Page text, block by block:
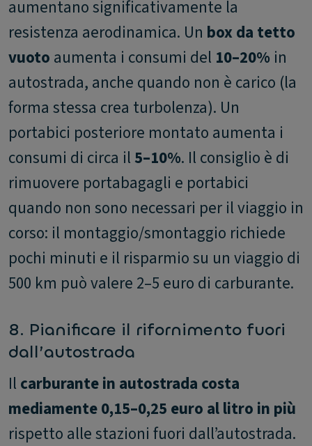
aumentano significativamente la
resistenza aerodinamica. Un box da tetto
vuoto aumenta i consumi del 10–20% in
autostrada, anche quando non è carico (la
forma stessa crea turbolenza). Un
portabici posteriore montato aumenta i
consumi di circa il 5–10%. Il consiglio è di
rimuovere portabagagli e portabici
quando non sono necessari per il viaggio in
corso: il montaggio/smontaggio richiede
pochi minuti e il risparmio su un viaggio di
500 km può valere 2–5 euro di carburante.
8. Pianificare il rifornimento fuori
dall’autostrada
Il carburante in autostrada costa
mediamente 0,15–0,25 euro al litro in più
rispetto alle stazioni fuori dall’autostrada.